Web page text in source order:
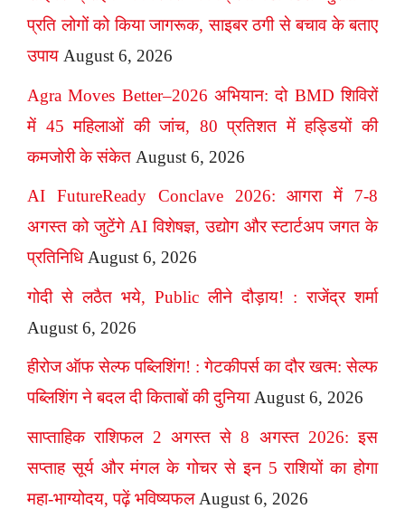
प्रति लोगों को किया जागरूक, साइबर ठगी से बचाव के बताए
उपाय August 6, 2026
Agra Moves Better–2026 अभियान: दो BMD शिविरों
में 45 महिलाओं की जांच, 80 प्रतिशत में हड्डियों की
कमजोरी के संकेत August 6, 2026
AI FutureReady Conclave 2026: आगरा में 7-8
अगस्त को जुटेंगे AI विशेषज्ञ, उद्योग और स्टार्टअप जगत के
प्रतिनिधि August 6, 2026
गोदी से लठैत भये, Public लीने दौड़ाय! : राजेंद्र शर्मा
August 6, 2026
हीरोज ऑफ सेल्फ पब्लिशिंग! : गेटकीपर्स का दौर खत्म: सेल्फ
पब्लिशिंग ने बदल दी किताबों की दुनिया August 6, 2026
साप्ताहिक राशिफल 2 अगस्त से 8 अगस्त 2026: इस
सप्ताह सूर्य और मंगल के गोचर से इन 5 राशियों का होगा
महा-भाग्योदय, पढ़ें भविष्यफल August 6, 2026